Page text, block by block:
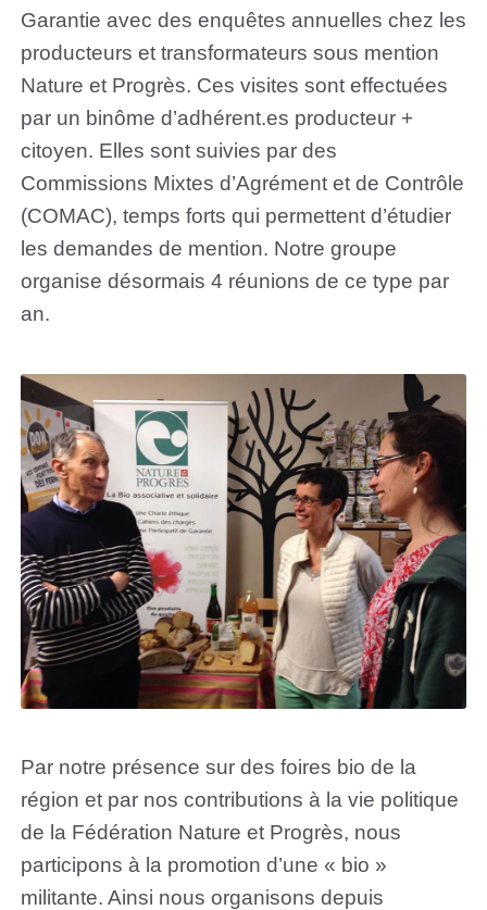
Garantie avec des enquêtes annuelles chez les
producteurs et transformateurs sous mention
Nature et Progrès. Ces visites sont effectuées
par un binôme d’adhérent.es producteur +
citoyen. Elles sont suivies par des
Commissions Mixtes d’Agrément et de Contrôle
(COMAC), temps forts qui permettent d’étudier
les demandes de mention. Notre groupe
organise désormais 4 réunions de ce type par
an.
Par notre présence sur des foires bio de la
région et par nos contributions à la vie politique
de la Fédération Nature et Progrès, nous
participons à la promotion d’une « bio »
militante. Ainsi nous organisons depuis